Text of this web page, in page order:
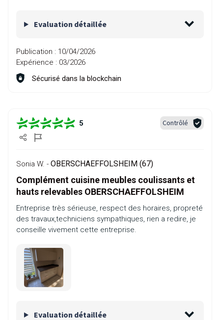
Evaluation détaillée
Publication : 10/04/2026
Expérience : 03/2026
Sécurisé dans la blockchain
5 Contrôlé
Sonia W. - OBERSCHAEFFOLSHEIM (67)
Complément cuisine meubles coulissants et
hauts relevables OBERSCHAEFFOLSHEIM
Entreprise très sérieuse, respect des horaires, propreté
des travaux,techniciens sympathiques, rien a redire, je
conseille vivement cette entreprise.
Evaluation détaillée